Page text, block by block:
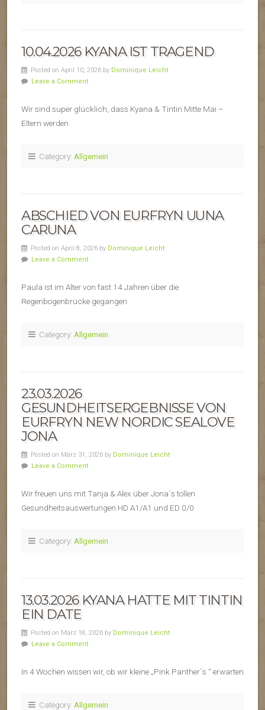
10.04.2026 KYANA IST TRAGEND
Posted on April 10, 2026 by Dominique Leicht
Leave a Comment
Wir sind super glücklich, dass Kyana & Tintin Mitte Mai –
Eltern werden
Category: Allgemein
ABSCHIED VON EURFRYN UUNA
CARUNA
Posted on April 8, 2026 by Dominique Leicht
Leave a Comment
Paula ist im Alter von fast 14 Jahren über die
Regenbogenbrücke gegangen
Category: Allgemein
23.03.2026
GESUNDHEITSERGEBNISSE VON
EURFRYN NEW NORDIC SEALOVE
JONA
Posted on März 31, 2026 by Dominique Leicht
Leave a Comment
Wir freuen uns mit Tanja & Alex über Jona´s tollen
Gesundheitsauswertungen HD A1/A1 und ED 0/0
Category: Allgemein
13.03.2026 KYANA HATTE MIT TINTIN
EIN DATE
Posted on März 18, 2026 by Dominique Leicht
Leave a Comment
In 4 Wochen wissen wir, ob wir kleine „Pink Panther´s “ erwarten
Category: Allgemein